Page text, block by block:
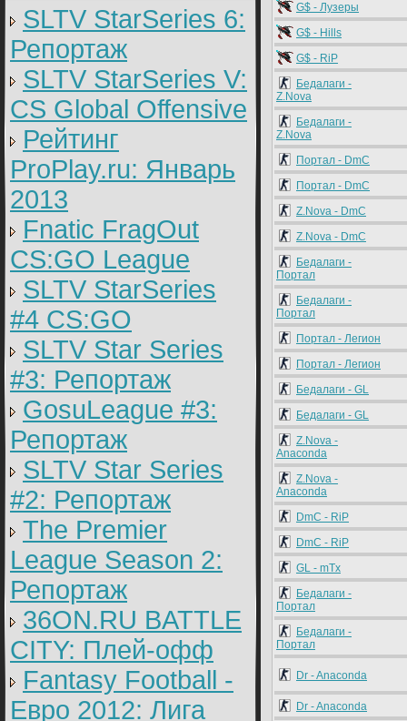
SLTV StarSeries 6:
Репортаж
SLTV StarSeries V:
CS Global Offensive
Рейтинг
ProPlay.ru: Январь
2013
Fnatic FragOut
CS:GO League
SLTV StarSeries
#4 CS:GO
SLTV Star Series
#3: Репортаж
GosuLeague #3:
Репортаж
SLTV Star Series
#2: Репортаж
The Premier
League Season 2:
Репортаж
36ON.RU BATTLE
CITY: Плей-офф
Fantasy Football -
Евро 2012: Лига
G$ - Лузеры
G$ - Hills
G$ - RiP
Бедалаги -
Z.Nova
Бедалаги -
Z.Nova
Портал - DmC
Портал - DmC
Z.Nova - DmC
Z.Nova - DmC
Бедалаги -
Портал
Бедалаги -
Портал
Портал - Легион
Портал - Легион
Бедалаги - GL
Бедалаги - GL
Z.Nova -
Anaconda
Z.Nova -
Anaconda
DmC - RiP
DmC - RiP
GL - mTx
Бедалаги -
Портал
Бедалаги -
Портал
Dr - Anaconda
Dr - Anaconda